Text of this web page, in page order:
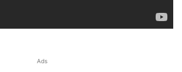
Ads